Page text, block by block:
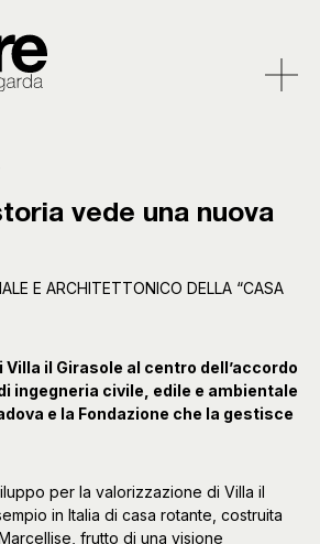
vede una nuova
E ARCHITETTONICO DELLA “CASA
Villa il Girasole al centro dell’accordo
ingegneria civile, edile e ambientale
e la Fondazione che la gestisce
per la valorizzazione di Villa il
in Italia di casa rotante, costruita
frutto di una visione